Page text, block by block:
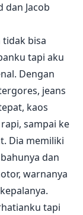
dan Jacob
bisa
tapi aku
Dengan
jeans
kaos
sampai ke
Dia memiliki
dan
warnanya
tapi